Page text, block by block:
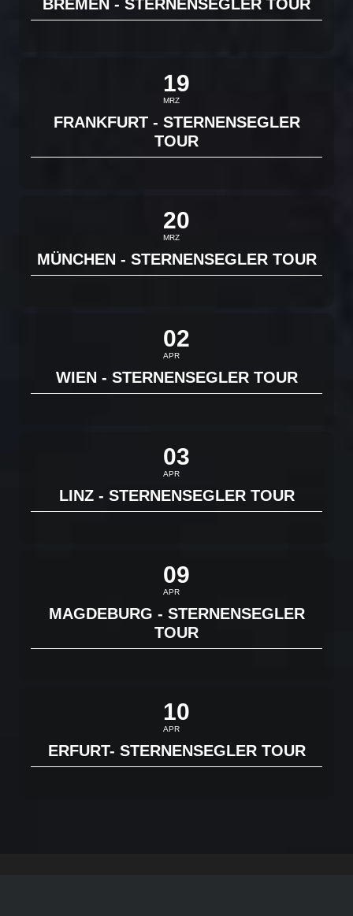
BREMEN - STERNENSEGLER TOUR
19
MRZ
FRANKFURT - STERNENSEGLER
TOUR
20
MRZ
MÜNCHEN - STERNENSEGLER TOUR
02
APR
WIEN - STERNENSEGLER TOUR
03
APR
LINZ - STERNENSEGLER TOUR
09
APR
MAGDEBURG - STERNENSEGLER
TOUR
10
APR
ERFURT- STERNENSEGLER TOUR